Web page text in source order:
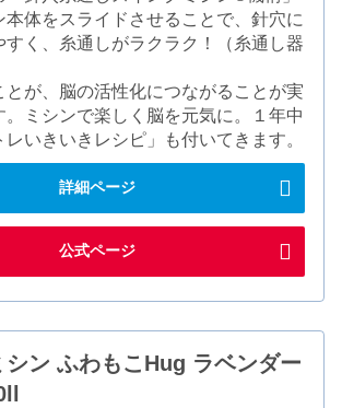
本体をスライドさせることで、針穴に
すく、糸通しがラクラク！（糸通し器
とが、脳の活性化につながることが実
。ミシンで楽しく脳を元気に。１年中
いきいきレシピ」も付いてきます。
詳細ページ
公式ページ
シン ふわもこHug ラベンダー